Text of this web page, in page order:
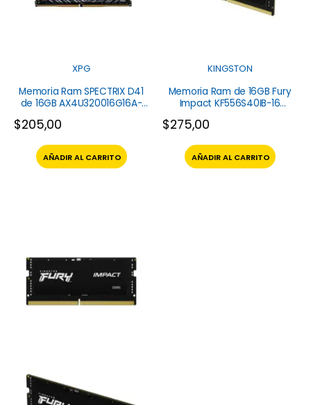
XPG
Memoria Ram SPECTRIX D41
de 16GB AX4U320016G16A-
$205,00
AÑADIR AL CARRITO
KINGSTON
Memoria Ram de 16GB Fury
Impact KF556S40IB-16
$275,00
AÑADIR AL CARRITO